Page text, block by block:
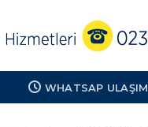
WHATSAP ULAŞIM